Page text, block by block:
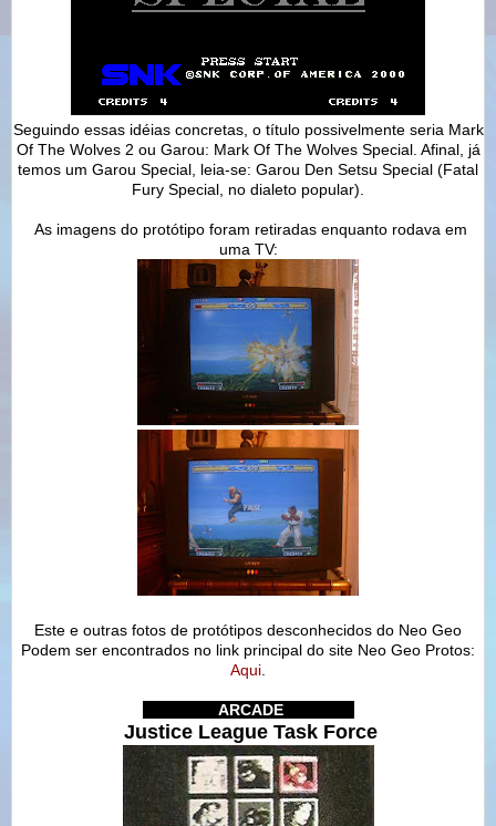
Seguindo essas idéias concretas, o título possivelmente seria Mark
Of The Wolves 2 ou Garou: Mark Of The Wolves Special. Afinal, já
temos um Garou Special, leia-se: Garou Den Setsu Special (Fatal
Fury Special, no dialeto popular).
As imagens do protótipo foram retiradas enquanto rodava em
uma TV:
Este e outras fotos de protótipos desconhecidos do Neo Geo
Podem ser encontrados no link principal do site Neo Geo Protos:
Aqui
ARCADE
Justice League Task Force